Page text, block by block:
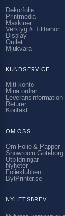
Dekorfolie
Printmedia
Maskiner
Verktyg & Tillbehör
Display
Outlet
Mjukvara
KUNDSERVICE
Mitt konto
Mina ordrar
Leveransinformation
Returer
Kontakt
OM OSS
Om Folie & Papper
Showroom Göteborg
Utbildningar
Nyheter
Folieklubben
BytPrinter.se
NYHETSBREV